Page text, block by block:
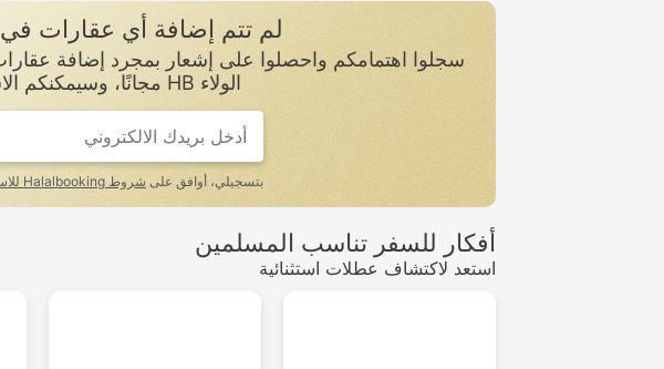
لم تتم إضافة أي عقارات في Longone Sabino إلى الموقع الإلكتروني بعد
الولاء HB مجانًا، وسيمكنكم الاستمتاع بامتيازات وخصومات خاصة تصل إلى 10%.
If
you
are
a
human,
ignore
field
بتسجيلي، أوافق على شروط Halalbooking للاستخدام
أفكار للسفر تناسب المسلمين
استعد لاكتشاف عطلات استثنائية